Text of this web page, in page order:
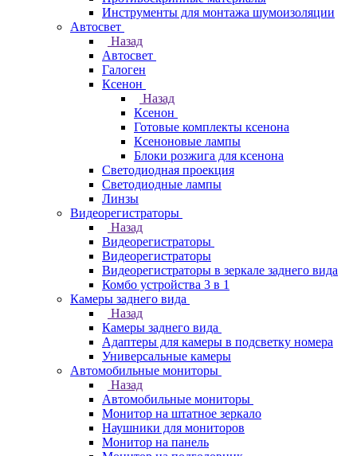
Инструменты для монтажа шумоизоляции
Автосвет
Назад
Автосвет
Галоген
Ксенон
Назад
Ксенон
Готовые комплекты ксенона
Ксеноновые лампы
Блоки розжига для ксенона
Светодиодная проекция
Светодиодные лампы
Линзы
Видеорегистраторы
Назад
Видеорегистраторы
Видеорегистраторы
Видеорегистраторы в зеркале заднего вида
Комбо устройства 3 в 1
Камеры заднего вида
Назад
Камеры заднего вида
Адаптеры для камеры в подсветку номера
Универсальные камеры
Автомобильные мониторы
Назад
Автомобильные мониторы
Монитор на штатное зеркало
Наушники для мониторов
Монитор на панель